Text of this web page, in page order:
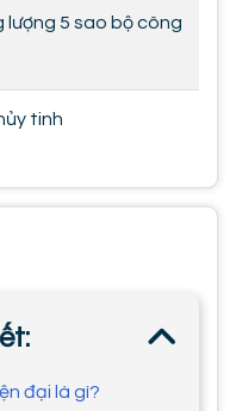
lượng 5 sao bộ công
tinh
đại là gì?